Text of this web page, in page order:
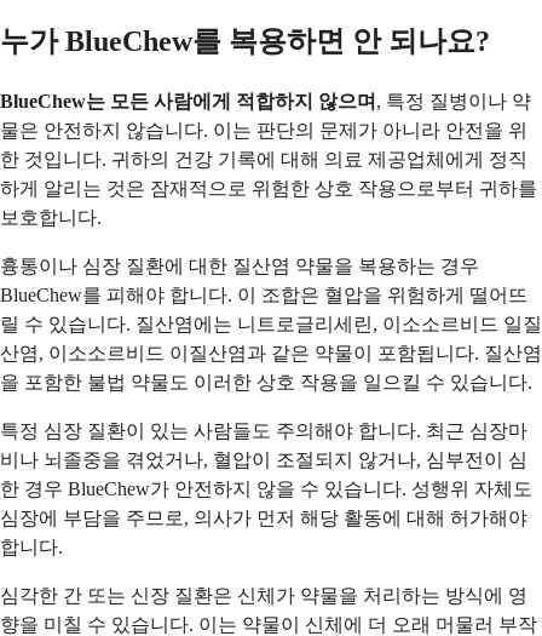
누가 BlueChew를 복용하면 안 되나요?
BlueChew는 모든 사람에게 적합하지 않으며 , 특정 질병이나 약
물은 안전하지 않습니다. 이는 판단의 문제가 아니라 안전을 위
한 것입니다. 귀하의 건강 기록에 대해 의료 제공업체에게 정직
하게 알리는 것은 잠재적으로 위험한 상호 작용으로부터 귀하를
보호합니다.
흉통이나 심장 질환에 대한 질산염 약물을 복용하는 경우
BlueChew를 피해야 합니다. 이 조합은 혈압을 위험하게 떨어뜨
릴 수 있습니다. 질산염에는 니트로글리세린, 이소소르비드 일질
산염, 이소소르비드 이질산염과 같은 약물이 포함됩니다. 질산염
을 포함한 불법 약물도 이러한 상호 작용을 일으킬 수 있습니다.
특정 심장 질환이 있는 사람들도 주의해야 합니다. 최근 심장마
비나 뇌졸중을 겪었거나, 혈압이 조절되지 않거나, 심부전이 심
한 경우 BlueChew가 안전하지 않을 수 있습니다. 성행위 자체도
심장에 부담을 주므로, 의사가 먼저 해당 활동에 대해 허가해야
합니다.
심각한 간 또는 신장 질환은 신체가 약물을 처리하는 방식에 영
향을 미칠 수 있습니다. 이는 약물이 신체에 더 오래 머물러 부작